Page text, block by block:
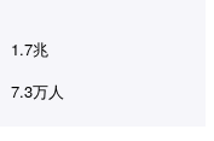
1.7兆
7.3万人